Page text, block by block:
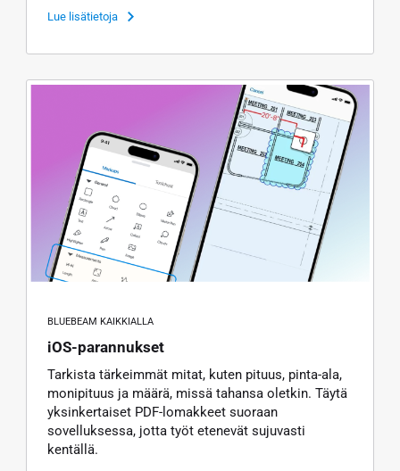
Lue lisätietoja
BLUEBEAM KAIKKIALLA
iOS-parannukset
Tarkista tärkeimmät mitat, kuten pituus, pinta-ala,
monipituus ja määrä, missä tahansa oletkin. Täytä
yksinkertaiset PDF-lomakkeet suoraan
sovelluksessa, jotta työt etenevät sujuvasti
kentällä.